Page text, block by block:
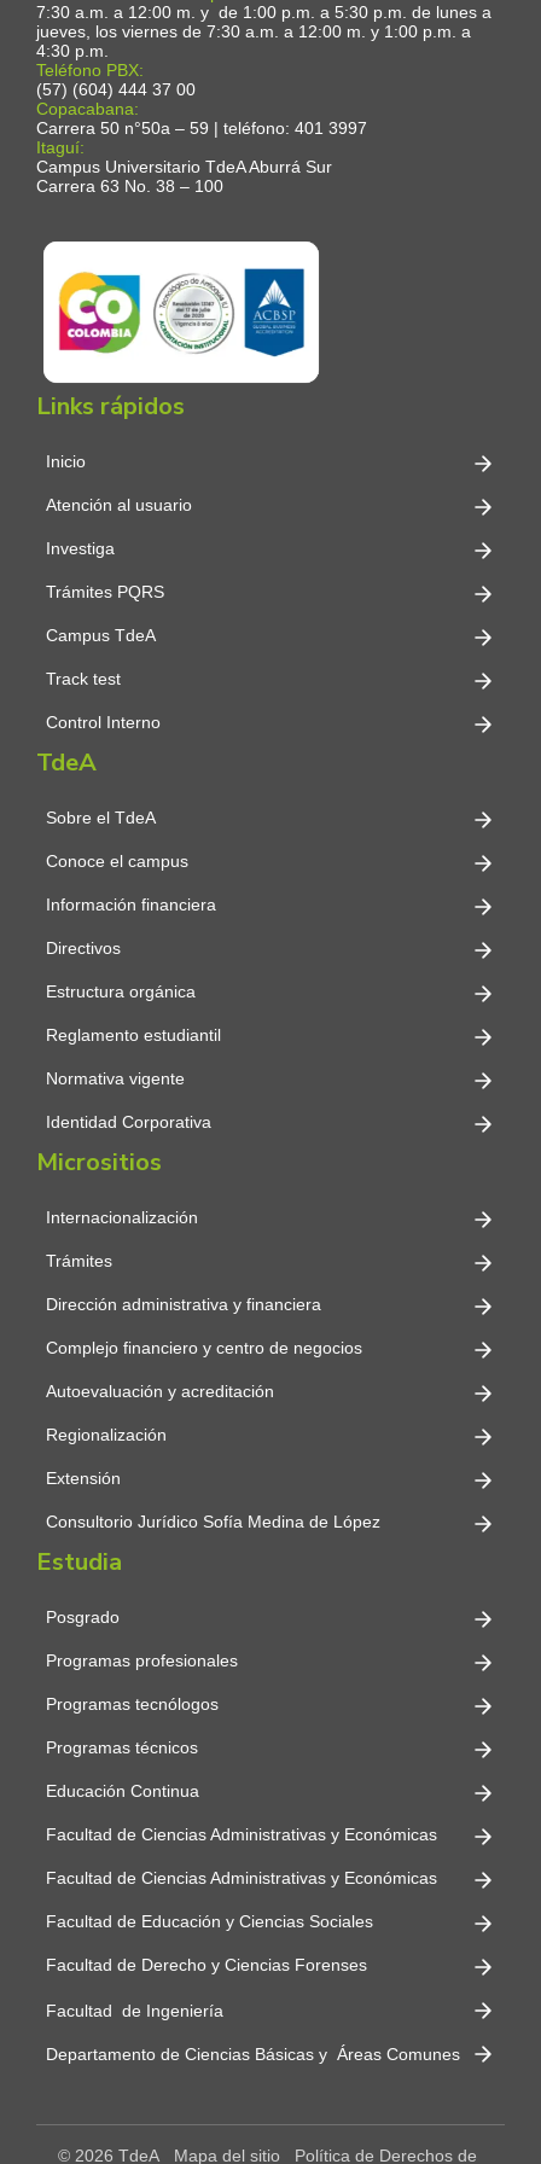
7:30 a.m. a 12:00 m. y de 1:00 p.m. a 5:30 p.m. de lunes a
jueves, los viernes de 7:30 a.m. a 12:00 m. y 1:00 p.m. a
4:30 p.m.
Teléfono PBX:
(57) (604) 444 37 00
Copacabana:
Carrera 50 n°50a – 59 | teléfono: 401 3997
Itaguí:
Campus Universitario TdeA Aburrá Sur
Carrera 63 No. 38 – 100
Links rápidos
Inicio
Atención al usuario
Investiga
Trámites PQRS
Campus TdeA
Track test
Control Interno
TdeA
Sobre el TdeA
Conoce el campus
Información financiera
Directivos
Estructura orgánica
Reglamento estudiantil
Normativa vigente
Identidad Corporativa
Micrositios
Internacionalización
Trámites
Dirección administrativa y financiera
Complejo financiero y centro de negocios
Autoevaluación y acreditación
Regionalización
Extensión
Consultorio Jurídico Sofía Medina de López
Estudia
Posgrado
Programas profesionales
Programas tecnólogos
Programas técnicos
Educación Continua
Facultad de Ciencias Administrativas y Económicas
Facultad de Ciencias Administrativas y Económicas
Facultad de Educación y Ciencias Sociales
Facultad de Derecho y Ciencias Forenses
Facultad de Ingeniería
Departamento de Ciencias Básicas y Áreas Comunes
© 2026 TdeA Mapa del sitio Política de Derechos de